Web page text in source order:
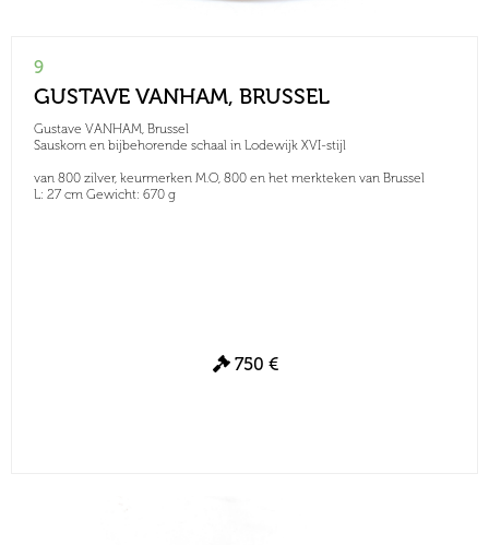
9
GUSTAVE VANHAM, BRUSSEL
Gustave VANHAM, Brussel
Sauskom en bijbehorende schaal in Lodewijk XVI-stijl
van 800 zilver, keurmerken M.O, 800 en het merkteken van Brussel
L: 27 cm Gewicht: 670 g
750 €